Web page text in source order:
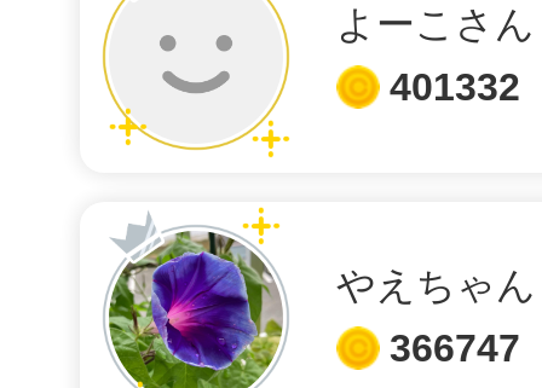
みんなのお祈り処でお祈りを
うぶちゃん
みんなのお祈り処でひろちゃ
しました
よーこさん
401332
やえちゃん
366747